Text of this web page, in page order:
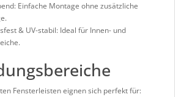
: Einfache Montage ohne zusätzliche
& UV-stabil: Ideal für Innen- und
Fensterleisteneignen sich perfekt für: